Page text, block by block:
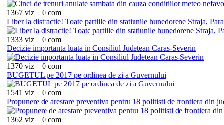
1367 viz
0 com
Liber la distractie! Toate partiile din statiunile hunedorene Straja,
1333 viz
0 com
Decizie importanta luata in Consiliul Judetean Caras-Severin
1370 viz
0 com
BUGETUL pe 2017 pe ordinea de zi a Guvernului
1541 viz
0 com
Propunere de arestare preventiva pentru 18 politisti de frontiera din
1362 viz
0 com